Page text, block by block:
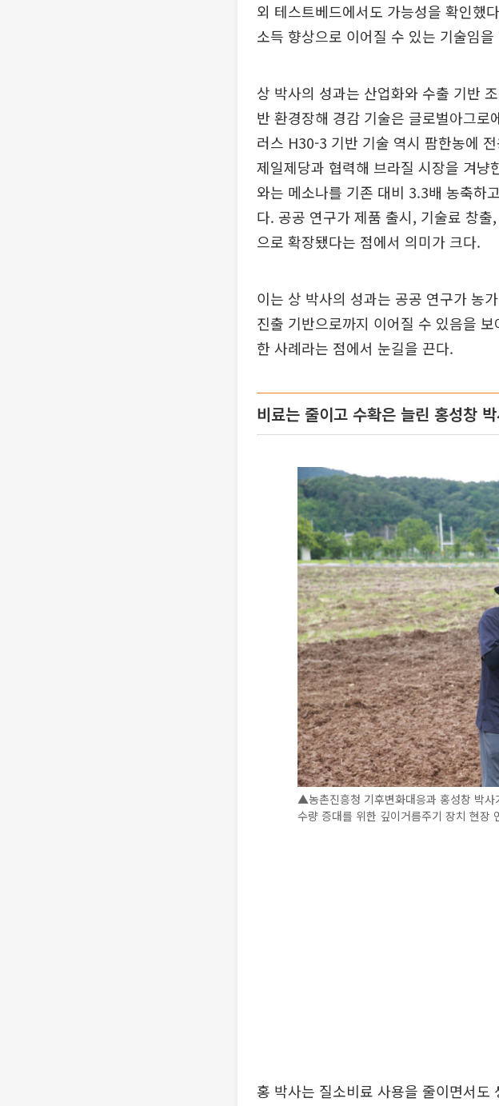
외 테스트베드에서도 가능성을 확인했
소득 향상으로 이어질 수 있는 기술임
상 박사의 성과는 산업화와 수출 기반
반 환경장해 경감 기술은 글로벌아그
러스 H30-3 기반 기술 역시 팜한농에
제일제당과 협력해 브라질 시장을 겨
와는 메소나를 기존 대비 3.3배 농축하
다. 공공 연구가 제품 출시, 기술료 창
으로 확장됐다는 점에서 의미가 크다.
이는 상 박사의 성과는 공공 연구가 농
진출 기반으로까지 이어질 수 있음을
한 사례라는 점에서 눈길을 끈다.
비료는 줄이고 수확은 늘린 홍성창
▲농촌진흥청 기후변화대응과 홍성창 박
수량 증대를 위한 깊이거름주기 장치 현장
홍 박사는 질소비료 사용을 줄이면서도